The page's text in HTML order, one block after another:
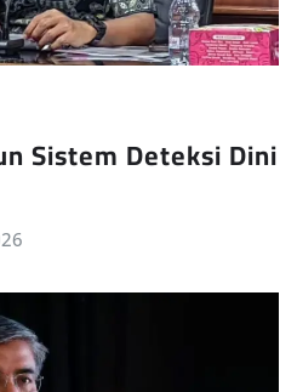
Sistem Deteksi Dini